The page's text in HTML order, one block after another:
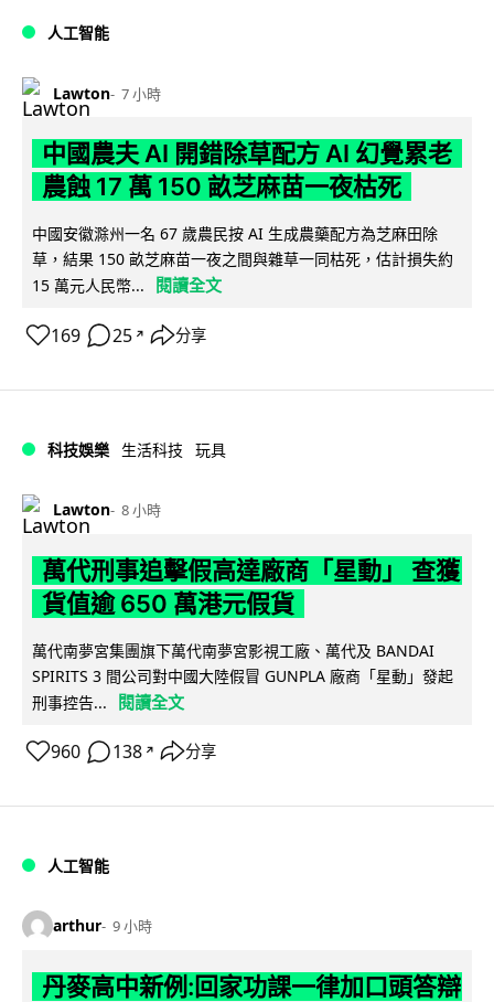
人工智能
Lawton 7 小時
中國農夫 AI 開錯除草配方 AI 幻覺累老
農蝕 17 萬 150 畝芝麻苗一夜枯死
中國安徽滁州一名 67 歲農民按 AI 生成農藥配方為芝麻田除
草，結果 150 畝芝麻苗一夜之間與雜草一同枯死，估計損失約
15 萬元人民幣...
閱讀全文
169 25 ↗ 分享
科技娛樂 生活科技 玩具
Lawton 8 小時
萬代刑事追擊假高達廠商「星動」 查獲
貨值逾 650 萬港元假貨
萬代南夢宮集團旗下萬代南夢宮影視工廠、萬代及 BANDAI
SPIRITS 3 間公司對中國大陸假冒 GUNPLA 廠商「星動」發起
刑事控告...
閱讀全文
960 138 ↗ 分享
人工智能
arthur 9 小時
丹麥高中新例:回家功課一律加口頭答辯